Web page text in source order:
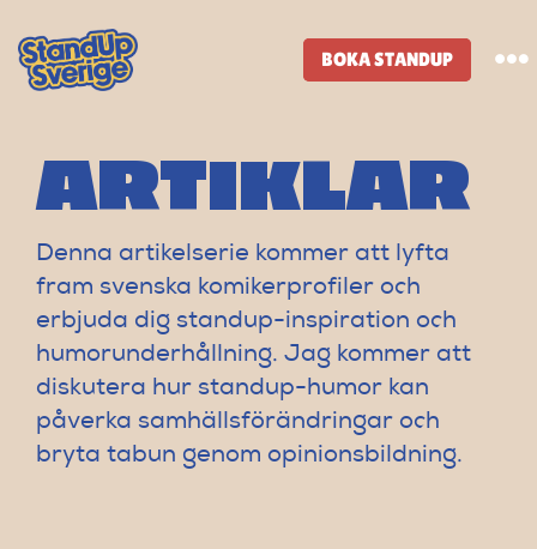
to
content
BOKA STANDUP
Standup-butik
Lineup
Tidigare lineup
Klubbar
ARTIKLAR
Denna artikelserie kommer att lyfta
fram svenska komikerprofiler och
erbjuda dig standup-inspiration och
humorunderhållning. Jag kommer att
diskutera hur standup-humor kan
påverka samhällsförändringar och
bryta tabun genom opinionsbildning.